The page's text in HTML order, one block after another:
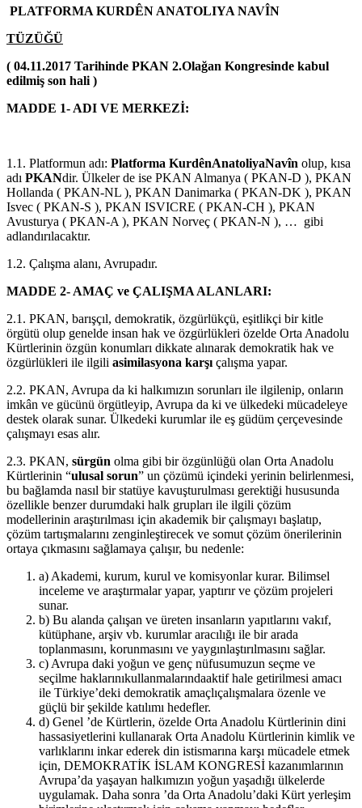
PLATFORMA KURDÊN ANATOLIYA NAVÎN
TÜZÜĞÜ
( 04.11.2017 Tarihinde PKAN 2.Olağan Kongresinde kabul
edilmiş son hali )
MADDE 1- ADI VE MERKEZİ:
1.1. Platformun adı: Platforma KurdênAnatoliyaNavîn olup, kısa
adı PKANdir. Ülkeler de ise PKAN Almanya ( PKAN-D ), PKAN
Hollanda ( PKAN-NL ), PKAN Danimarka ( PKAN-DK ), PKAN
Isvec ( PKAN-S ), PKAN ISVICRE ( PKAN-CH ), PKAN
Avusturya ( PKAN-A ), PKAN Norveç ( PKAN-N ), … gibi
adlandırılacaktır.
1.2. Çalışma alanı, Avrupadır.
MADDE 2- AMAÇ ve ÇALIŞMA ALANLARI:
2.1. PKAN, barışçıl, demokratik, özgürlükçü, eşitlikçi bir kitle
örgütü olup genelde insan hak ve özgürlükleri özelde Orta Anadolu
Kürtlerinin özgün konumları dikkate alınarak demokratik hak ve
özgürlükleri ile ilgili asimilasyona karşı çalışma yapar.
2.2. PKAN, Avrupa da ki halkımızın sorunları ile ilgilenip, onların
imkân ve gücünü örgütleyip, Avrupa da ki ve ülkedeki mücadeleye
destek olarak sunar. Ülkedeki kurumlar ile eş güdüm çerçevesinde
çalışmayı esas alır.
2.3. PKAN, sürgün olma gibi bir özgünlüğü olan Orta Anadolu
Kürtlerinin “ulusal sorun” un çözümü içindeki yerinin belirlenmesi,
bu bağlamda nasıl bir statüye kavuşturulması gerektiği hususunda
özellikle benzer durumdaki halk grupları ile ilgili çözüm
modellerinin araştırılması için akademik bir çalışmayı başlatıp,
çözüm tartışmalarını zenginleştirecek ve somut çözüm önerilerinin
ortaya çıkmasını sağlamaya çalışır, bu nedenle:
a) Akademi, kurum, kurul ve komisyonlar kurar. Bilimsel
inceleme ve araştırmalar yapar, yaptırır ve çözüm projeleri
sunar.
b) Bu alanda çalışan ve üreten insanların yapıtlarını vakıf,
kütüphane, arşiv vb. kurumlar aracılığı ile bir arada
toplanmasını, korunmasını ve yaygınlaştırılmasını sağlar.
c) Avrupa daki yoğun ve genç nüfusumuzun seçme ve
seçilme haklarınıkullanmalarındaaktif hale getirilmesi amacı
ile Türkiye’deki demokratik amaçlıçalışmalara özenle ve
güçlü bir şekilde katılımı hedefler.
d) Genel ’de Kürtlerin, özelde Orta Anadolu Kürtlerinin dini
hassasiyetlerini kullanarak Orta Anadolu Kürtlerinin kimlik ve
varlıklarını inkar ederek din istismarına karşı mücadele etmek
için, DEMOKRATİK İSLAM KONGRESİ kazanımlarının
Avrupa’da yaşayan halkımızın yoğun yaşadığı ülkelerde
uygulamak. Daha sonra ’da Orta Anadolu’daki Kürt yerleşim